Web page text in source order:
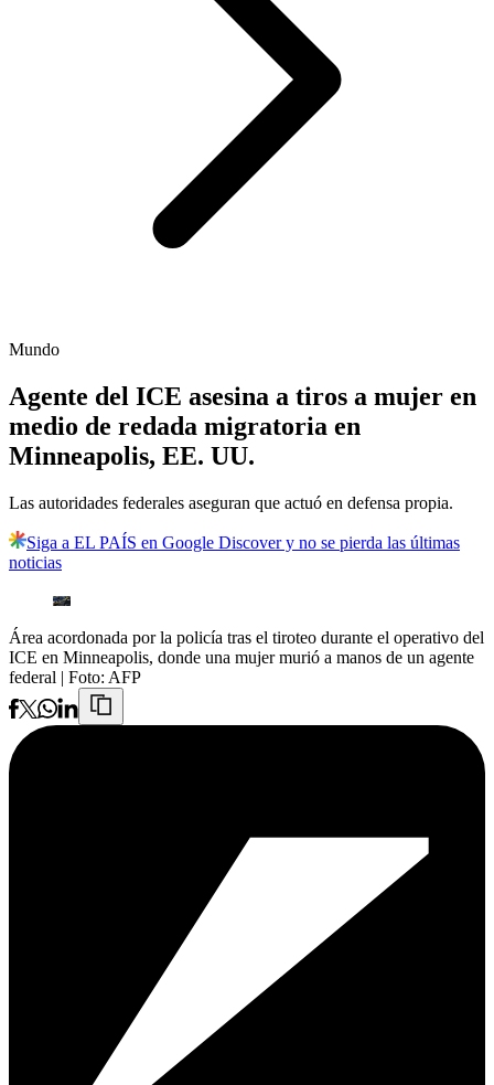
Mundo
Agente del ICE asesina a tiros a mujer en
medio de redada migratoria en
Minneapolis, EE. UU.
Las autoridades federales aseguran que actuó en defensa propia.
Siga a EL PAÍS en Google Discover y no se pierda las últimas
noticias
Área acordonada por la policía tras el tiroteo durante el operativo del
ICE en Minneapolis, donde una mujer murió a manos de un agente
federal | Foto: AFP